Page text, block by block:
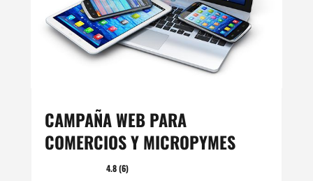
CAMPAÑA WEB PARA
COMERCIOS Y MICROPYMES
4.8 (6)